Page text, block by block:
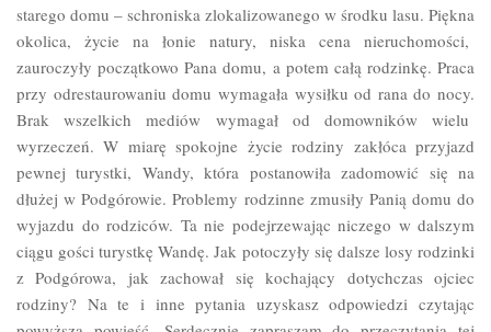
starego domu – schroniska zlokalizowanego w środku lasu. Piękna
okolica, życie na łonie natury, niska cena nieruchomości,
zauroczyły początkowo Pana domu, a potem całą rodzinkę. Praca
przy odrestaurowaniu domu wymagała wysiłku od rana do nocy.
Brak wszelkich mediów wymagał od domowników wielu
wyrzeczeń. W miarę spokojne życie rodziny zakłóca przyjazd
pewnej turystki, Wandy, która postanowiła zadomowić się na
dłużej w Podgórowie. Problemy rodzinne zmusiły Panią domu do
wyjazdu do rodziców. Ta nie podejrzewając niczego w dalszym
ciągu gości turystkę Wandę. Jak potoczyły się dalsze losy rodzinki
z Podgórowa, jak zachował się kochający dotychczas ojciec
rodziny? Na te i inne pytania uzyskasz odpowiedzi czytając